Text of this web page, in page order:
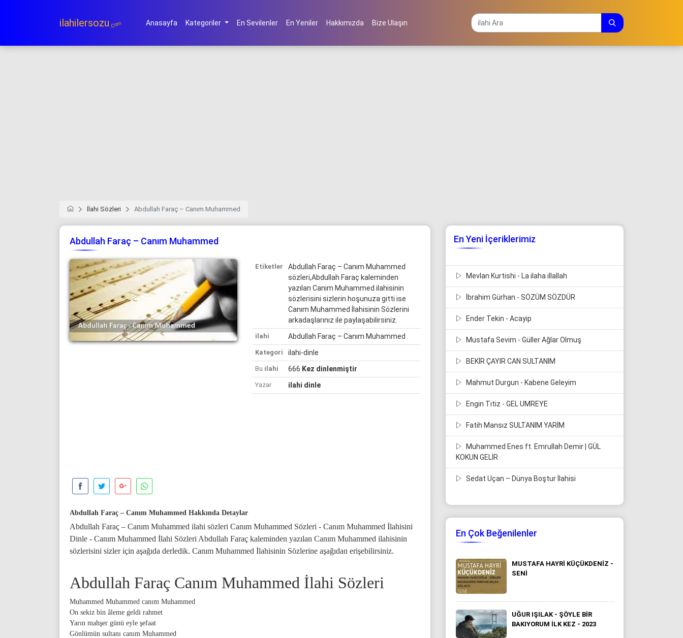
ilahilersozu.Com Anasayfa Kategoriler En Sevilenler En Yeniler Hakkımızda Bize Ulaşın
İlahi Sözleri Abdullah Faraç – Canım Muhammed
Abdullah Faraç – Canım Muhammed
Etiketler
Abdullah Faraç – Canım Muhammed
sözleri,Abdullah Faraç kaleminden
yazılan Canım Muhammed ilahisinin
sözlerisini sizlerin hoşunuza gitti ise
Canım Muhammed İlahisinin Sözlerini
arkadaşlarınız ile paylaşabilirsiniz.
ilahi Abdullah Faraç – Canım Muhammed
Kategori ilahi-dinle
Bu ilahi 666 Kez dinlenmiştir
Yazar ilahi dinle
Abdullah Faraç – Canım Muhammed Hakkında Detaylar
Abdullah Faraç – Canım Muhammed ilahi sözleri Canım Muhammed Sözleri - Canım Muhammed İlahisini
Dinle - Canım Muhammed İlahi Sözleri Abdullah Faraç kaleminden yazılan Canım Muhammed ilahisinin
sözlerisini sizler için aşağıda derledik. Canım Muhammed İlahisinin Sözlerine aşağıdan erişebilirsiniz.
Abdullah Faraç Canım Muhammed İlahi Sözleri
Muhammed Muhammed canım Muhammed
On sekiz bin âleme geldi rahmet
Yarın mahşer günü eyle şefaat
Gönlümün sultanı canım Muhammed
En Yeni İçeriklerimiz
Mevlan Kurtishi - La ilaha illallah
İbrahim Gürhan - SÖZÜM SÖZDÜR
Ender Tekin - Acayip
Mustafa Sevim - Güller Ağlar Olmuş
BEKİR ÇAYIR CAN SULTANIM
Mahmut Durgun - Kabene Geleyim
Engin Titiz - GEL UMREYE
Fatih Mansız SULTANIM YARİM
Muhammed Enes ft. Emrullah Demir | GÜL
KOKUN GELİR
Sedat Uçan – Dünya Boştur İlahisi
En Çok Beğenilenler
MUSTAFA HAYRI KÜÇÜKDENIZ -
SENI
UĞUR IŞILAK - ŞÖYLE BIR
BAKIYORUM İLK KEZ - 2023